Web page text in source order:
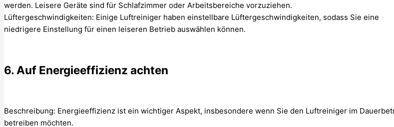
werden. Leisere Geräte sind für Schlafzimmer oder Arbeitsbereiche vorzuziehen.
Lüftergeschwindigkeiten: Einige Luftreiniger haben einstellbare Lüftergeschwindigkeiten, sodass Sie eine
niedrigere Einstellung für einen leiseren Betrieb auswählen können.
6. Auf Energieeffizienz achten
Beschreibung: Energieeffizienz ist ein wichtiger Aspekt, insbesondere wenn Sie den Luftreiniger im
betreiben möchten.